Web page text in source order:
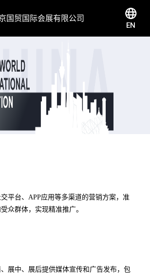
国贸国际会展有限公司
EN
平台、APP应用等多渠道的营销方案，准
众群体，实现精准推广。
展中、展后提供媒体宣传和广告发布，包